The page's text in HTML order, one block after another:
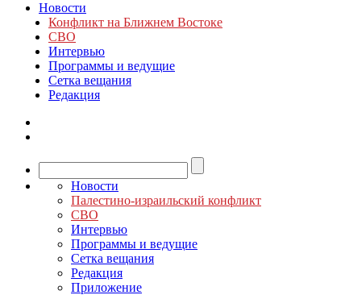
Новости
Конфликт на Ближнем Востоке
СВО
Интервью
Программы и ведущие
Сетка вещания
Редакция
Новости
Палестино-израильский конфликт
СВО
Интервью
Программы и ведущие
Сетка вещания
Редакция
Приложение